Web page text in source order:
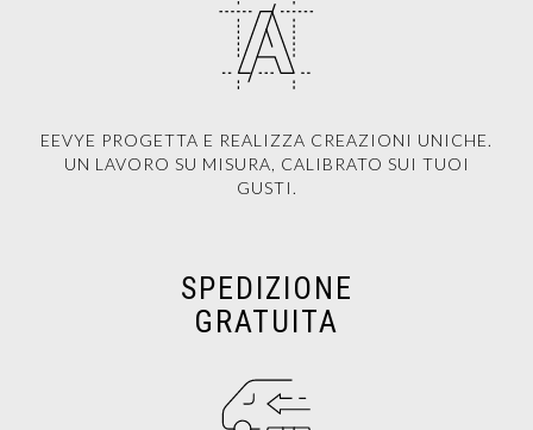
EEVYE PROGETTA E REALIZZA CREAZIONI UNICHE.
UN LAVORO SU MISURA, CALIBRATO SUI TUOI
GUSTI.
SPEDIZIONE
GRATUITA